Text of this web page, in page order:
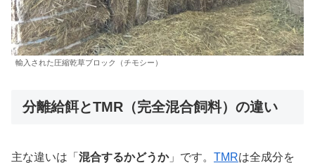
輸入された圧縮乾草ブロック（チモシー）
分離給餌とTMR（完全混合飼料）の違い
主な違いは「 混合するかどうか」です。 TMRは全成分を